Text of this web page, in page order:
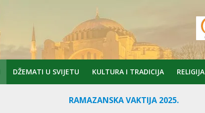
DŽEMATI U SVIJETU KULTURA I TRADICIJA RELIGIJA
RAMAZANSKA VAKTIJA 2025.